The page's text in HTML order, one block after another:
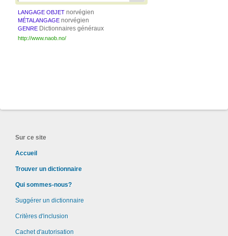
LANGAGE OBJET norvégien
MÉTALANGAGE norvégien
GENRE Dictionnaires généraux
http://www.naob.no/
Sur ce site
Accueil
Trouver un dictionnaire
Qui sommes-nous?
Suggérer un dictionnaire
Critères d'inclusion
Cachet d'autorisation